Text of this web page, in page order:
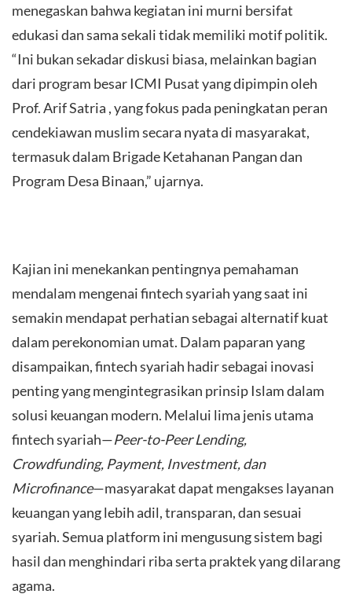
menegaskan bahwa kegiatan ini murni bersifat
edukasi dan sama sekali tidak memiliki motif politik.
“Ini bukan sekadar diskusi biasa, melainkan bagian
dari program besar ICMI Pusat yang dipimpin oleh
Prof. Arif Satria , yang fokus pada peningkatan peran
cendekiawan muslim secara nyata di masyarakat,
termasuk dalam Brigade Ketahanan Pangan dan
Program Desa Binaan,” ujarnya.
Kajian ini menekankan pentingnya pemahaman
mendalam mengenai fintech syariah yang saat ini
semakin mendapat perhatian sebagai alternatif kuat
dalam perekonomian umat. Dalam paparan yang
disampaikan, fintech syariah hadir sebagai inovasi
penting yang mengintegrasikan prinsip Islam dalam
solusi keuangan modern. Melalui lima jenis utama
fintech syariah—Peer-to-Peer Lending,
Crowdfunding, Payment, Investment, dan
Microfinance—masyarakat dapat mengakses layanan
keuangan yang lebih adil, transparan, dan sesuai
syariah. Semua platform ini mengusung sistem bagi
hasil dan menghindari riba serta praktek yang dilarang
agama.